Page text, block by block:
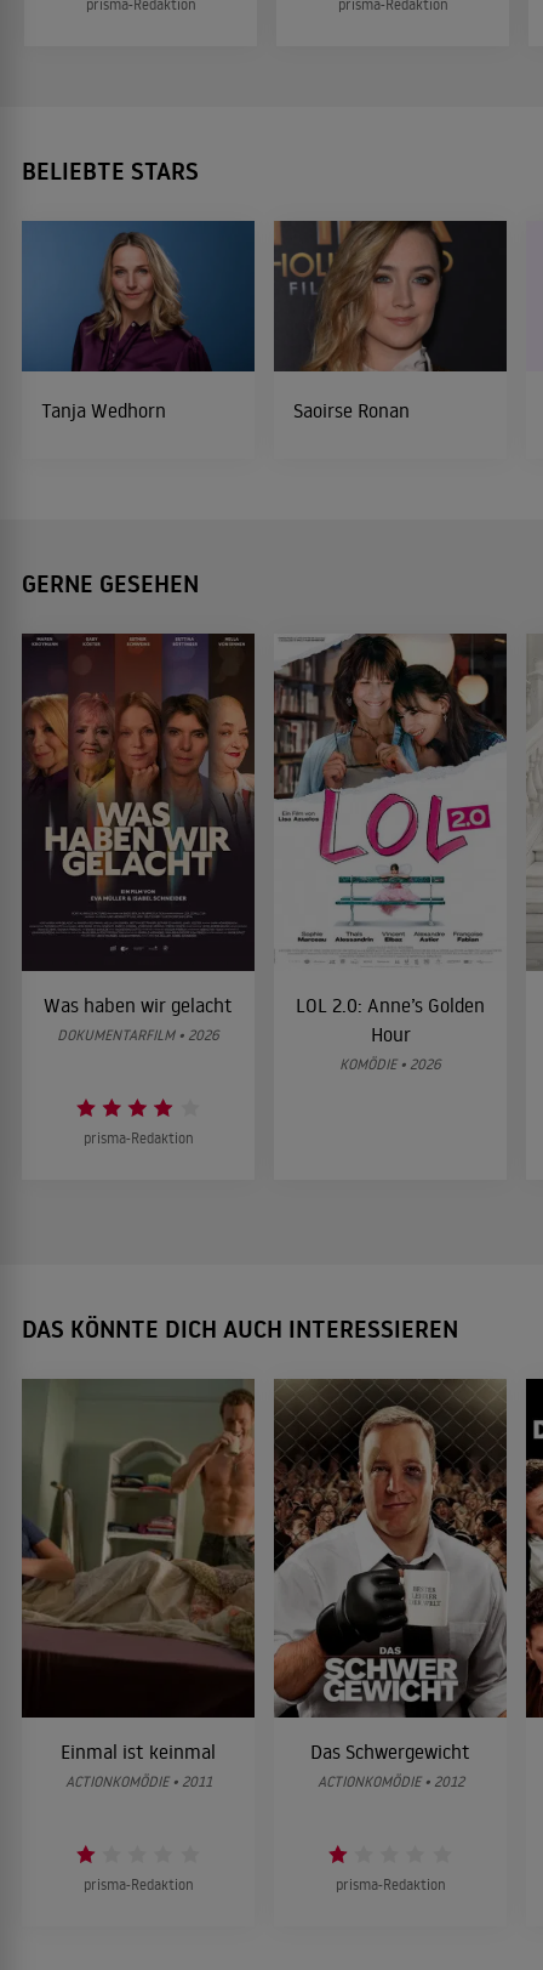
prisma-Redaktion prisma-Redaktion
BELIEBTE STARS
Tanja Wedhorn Saoirse Ronan
GERNE GESEHEN
Was haben wir gelacht
DOKUMENTARFILM • 2026
prisma-Redaktion
LOL 2.0: Anne’s Golden
Hour
KOMÖDIE • 2026
DAS KÖNNTE DICH AUCH INTERESSIEREN
Einmal ist keinmal
ACTIONKOMÖDIE • 2011
prisma-Redaktion
Das Schwergewicht
ACTIONKOMÖDIE • 2012
prisma-Redaktion